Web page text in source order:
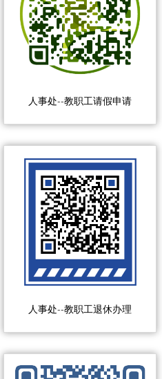
人事处--教职工请假申请
人事处--教职工退休办理